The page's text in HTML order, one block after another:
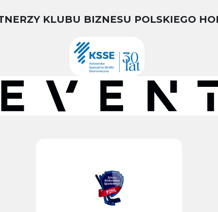
KLUBU BIZNESU POLSKIEGO